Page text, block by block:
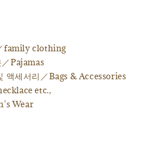
family clothing
Pajamas
액세서리／Bags & Accessories
etc.,
Wear